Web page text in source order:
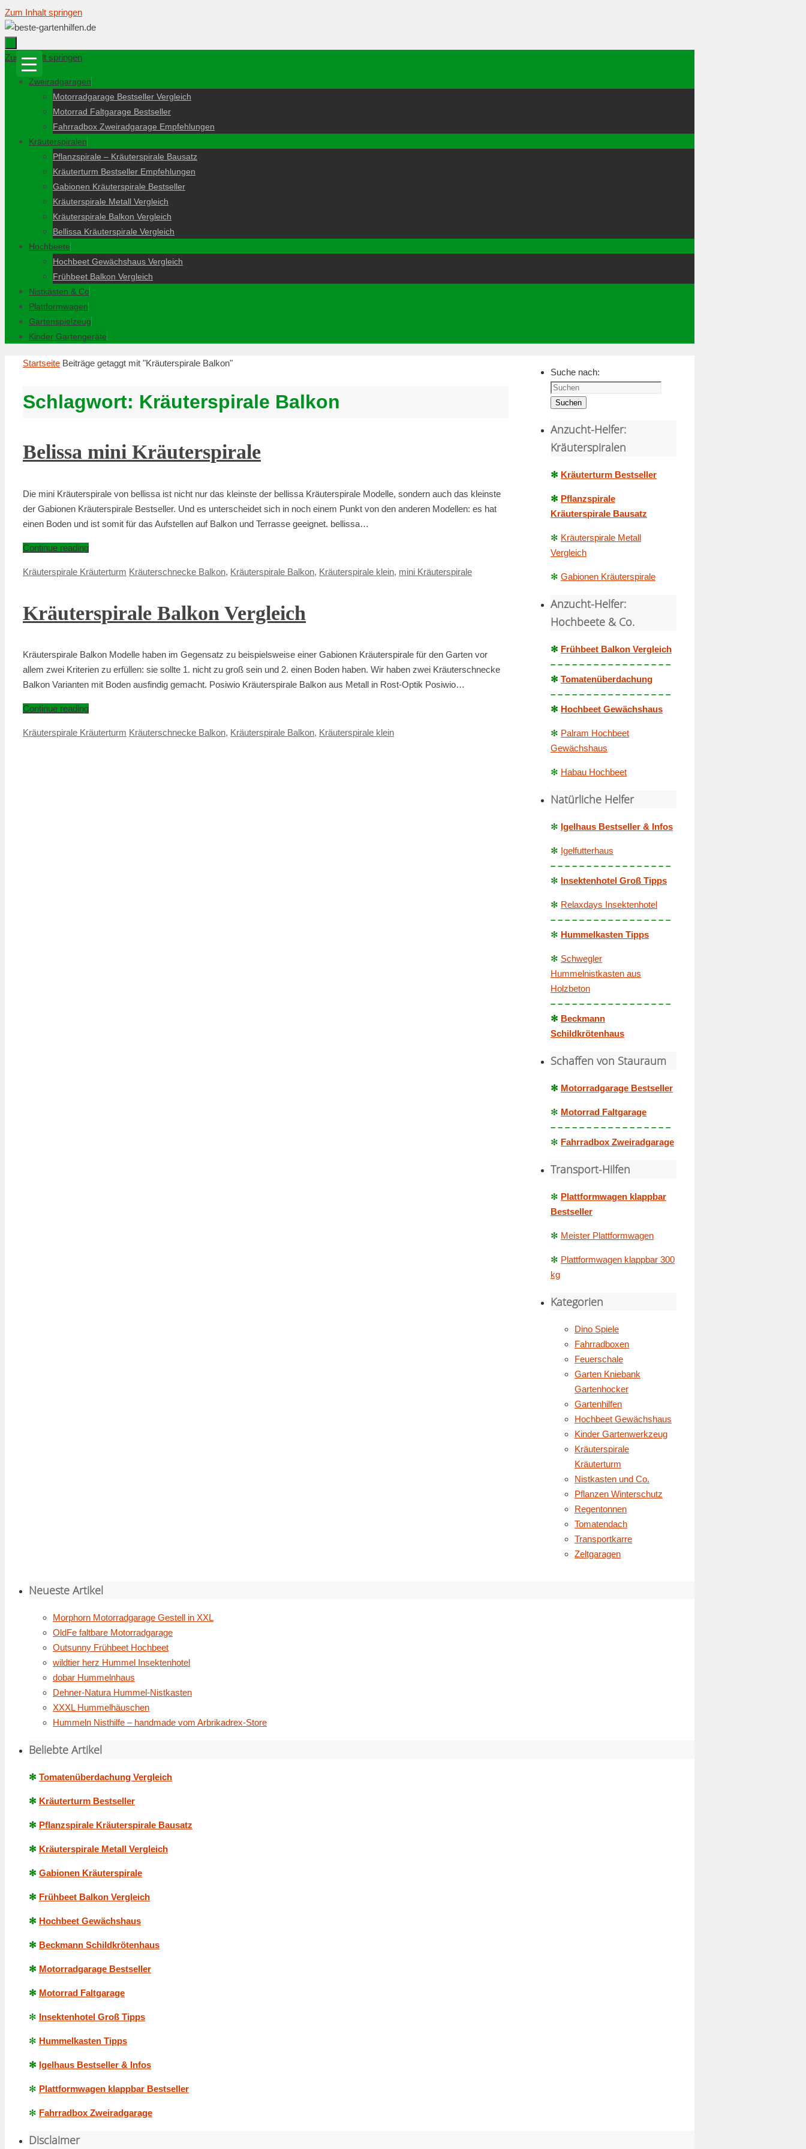
Zum Inhalt springen
Zum Inhalt springen
Zweiradgaragen
Motorradgarage Bestseller Vergleich
Motorrad Faltgarage Bestseller
Fahrradbox Zweiradgarage Empfehlungen
Kräuterspiralen
Pflanzspirale – Kräuterspirale Bausatz
Kräuterturm Bestseller Empfehlungen
Gabionen Kräuterspirale Bestseller
Kräuterspirale Metall Vergleich
Kräuterspirale Balkon Vergleich
Bellissa Kräuterspirale Vergleich
Hochbeete
Hochbeet Gewächshaus Vergleich
Frühbeet Balkon Vergleich
Nistkästen & Co
Plattformwagen
Gartenspielzeug
Kinder Gartengeräte
Startseite Beiträge getaggt mit "Kräuterspirale Balkon"
Schlagwort: Kräuterspirale Balkon
Belissa mini Kräuterspirale
Die mini Kräuterspirale von bellissa ist nicht nur das kleinste der bellissa Kräuterspirale Modelle, sondern auch das kleinste
der Gabionen Kräuterspirale Bestseller. Und es unterscheidet sich in noch einem Punkt von den anderen Modellen: es hat
einen Boden und ist somit für das Aufstellen auf Balkon und Terrasse geeignet. bellissa…
Continue reading
Kräuterspirale Kräuterturm Kräuterschnecke Balkon, Kräuterspirale Balkon, Kräuterspirale klein, mini Kräuterspirale
Kräuterspirale Balkon Vergleich
Kräuterspirale Balkon Modelle haben im Gegensatz zu beispielsweise einer Gabionen Kräuterspirale für den Garten vor
allem zwei Kriterien zu erfüllen: sie sollte 1. nicht zu groß sein und 2. einen Boden haben. Wir haben zwei Kräuterschnecke
Balkon Varianten mit Boden ausfindig gemacht. Posiwio Kräuterspirale Balkon aus Metall in Rost-Optik Posiwio…
Continue reading
Kräuterspirale Kräuterturm Kräuterschnecke Balkon, Kräuterspirale Balkon, Kräuterspirale klein
Suche nach:
Suchen
Anzucht-Helfer:
Kräuterspiralen
✻ Kräuterturm Bestseller
✻ Pflanzspirale
Kräuterspirale Bausatz
✻ Kräuterspirale Metall
Vergleich
✻ Gabionen Kräuterspirale
Anzucht-Helfer:
Hochbeete & Co.
✻ Frühbeet Balkon Vergleich
– – – – – – – – – – – – – – – – –
✻ Tomatenüberdachung
– – – – – – – – – – – – – – – – –
✻ Hochbeet Gewächshaus
✻ Palram Hochbeet
Gewächshaus
✻ Habau Hochbeet
Natürliche Helfer
✻ Igelhaus Bestseller & Infos
✻ Igelfutterhaus
– – – – – – – – – – – – – – – – –
✻ Insektenhotel Groß Tipps
✻ Relaxdays Insektenhotel
– – – – – – – – – – – – – – – – –
✻ Hummelkasten Tipps
✻ Schwegler
Hummelnistkasten aus
Holzbeton
– – – – – – – – – – – – – – – – –
✻ Beckmann
Schildkrötenhaus
Schaffen von Stauraum
✻ Motorradgarage Bestseller
✻ Motorrad Faltgarage
– – – – – – – – – – – – – – – – –
✻ Fahrradbox Zweiradgarage
Transport-Hilfen
✻ Plattformwagen klappbar
Bestseller
✻ Meister Plattformwagen
✻ Plattformwagen klappbar 300
kg
Kategorien
Dino Spiele
Fahrradboxen
Feuerschale
Garten Kniebank
Gartenhocker
Gartenhilfen
Hochbeet Gewächshaus
Kinder Gartenwerkzeug
Kräuterspirale
Kräuterturm
Nistkasten und Co.
Pflanzen Winterschutz
Regentonnen
Tomatendach
Transportkarre
Zeltgaragen
Neueste Artikel
Morphorn Motorradgarage Gestell in XXL
OldFe faltbare Motorradgarage
Outsunny Frühbeet Hochbeet
wildtier herz Hummel Insektenhotel
dobar Hummelnhaus
Dehner-Natura Hummel-Nistkasten
XXXL Hummelhäuschen
Hummeln Nisthilfe – handmade vom Arbrikadrex-Store
Beliebte Artikel
✻ Tomatenüberdachung Vergleich
✻ Kräuterturm Bestseller
✻ Pflanzspirale Kräuterspirale Bausatz
✻ Kräuterspirale Metall Vergleich
✻ Gabionen Kräuterspirale
✻ Frühbeet Balkon Vergleich
✻ Hochbeet Gewächshaus
✻ Beckmann Schildkrötenhaus
✻ Motorradgarage Bestseller
✻ Motorrad Faltgarage
✻ Insektenhotel Groß Tipps
✻ Hummelkasten Tipps
✻ Igelhaus Bestseller & Infos
✻ Plattformwagen klappbar Bestseller
✻ Fahrradbox Zweiradgarage
Disclaimer